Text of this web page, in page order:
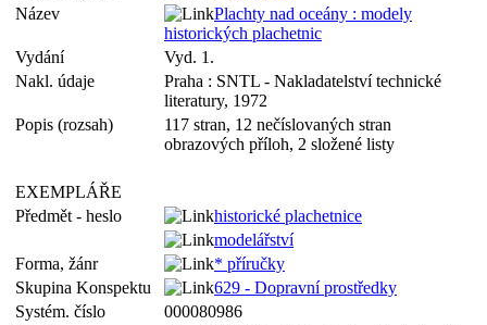
Název
Plachty nad oceány : modely
historických plachetnic
Vydání
Vyd. 1.
Nakl. údaje
Praha : SNTL - Nakladatelství technické
literatury, 1972
Popis (rozsah)
117 stran, 12 nečíslovaných stran
obrazových příloh, 2 složené listy
EXEMPLÁŘE
Předmět - heslo
historické plachetnice
modelářství
Forma, žánr
* příručky
Skupina Konspektu
629 - Dopravní prostředky
Systém. číslo
000080986